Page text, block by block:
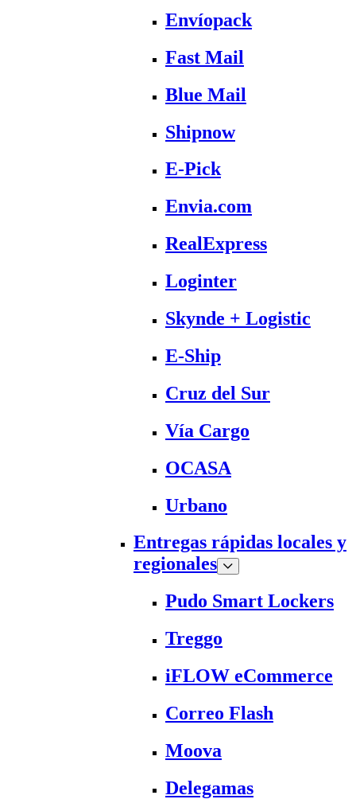
Envíopack
Fast Mail
Blue Mail
Shipnow
E-Pick
Envia.com
RealExpress
Loginter
Skynde + Logistic
E-Ship
Cruz del Sur
Vía Cargo
OCASA
Urbano
Entregas rápidas locales y
regionales
Pudo Smart Lockers
Treggo
iFLOW eCommerce
Correo Flash
Moova
Delegamas